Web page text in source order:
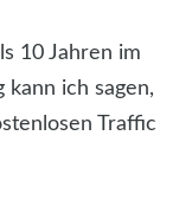
10 Jahren im
kann ich sagen,
Traffic